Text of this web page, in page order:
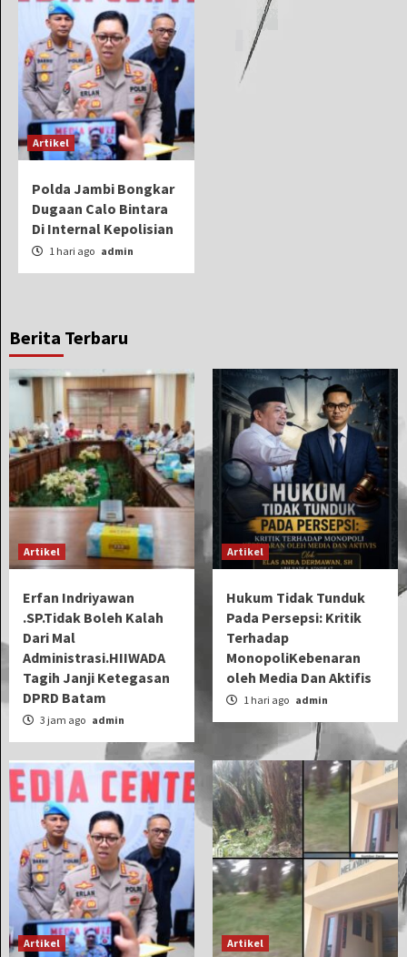
Artikel
Polda Jambi Bongkar
Dugaan Calo Bintara
Di Internal Kepolisian
1 hari ago admin
Berita Terbaru
Artikel
Erfan Indriyawan
.SP.Tidak Boleh Kalah
Dari Mal
Administrasi.HIIWADA
Tagih Janji Ketegasan
DPRD Batam
3 jam ago admin
Artikel
Hukum Tidak Tunduk
Pada Persepsi: Kritik
Terhadap
MonopoliKebenaran
oleh Media Dan Aktifis
1 hari ago admin
Artikel Artikel